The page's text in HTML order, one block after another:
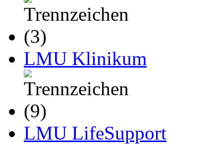
LMU Klinikum
LMU LifeSupport